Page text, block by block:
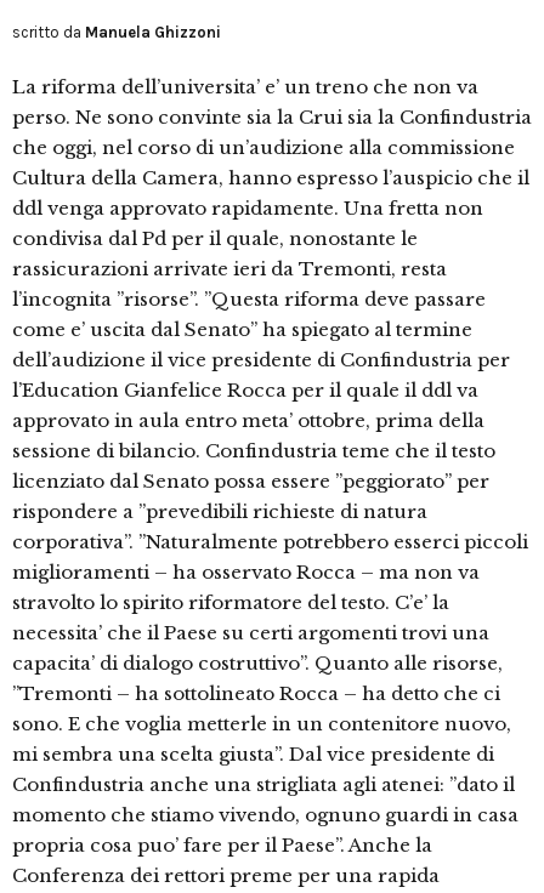
scritto da Manuela Ghizzoni
La riforma dell’universita’ e’ un treno che non va
perso. Ne sono convinte sia la Crui sia la Confindustria
che oggi, nel corso di un’audizione alla commissione
Cultura della Camera, hanno espresso l’auspicio che il
ddl venga approvato rapidamente. Una fretta non
condivisa dal Pd per il quale, nonostante le
rassicurazioni arrivate ieri da Tremonti, resta
l’incognita ”risorse”. ”Questa riforma deve passare
come e’ uscita dal Senato” ha spiegato al termine
dell’audizione il vice presidente di Confindustria per
l’Education Gianfelice Rocca per il quale il ddl va
approvato in aula entro meta’ ottobre, prima della
sessione di bilancio. Confindustria teme che il testo
licenziato dal Senato possa essere ”peggiorato” per
rispondere a ”prevedibili richieste di natura
corporativa”. ”Naturalmente potrebbero esserci piccoli
miglioramenti – ha osservato Rocca – ma non va
stravolto lo spirito riformatore del testo. C’e’ la
necessita’ che il Paese su certi argomenti trovi una
capacita’ di dialogo costruttivo”. Quanto alle risorse,
”Tremonti – ha sottolineato Rocca – ha detto che ci
sono. E che voglia metterle in un contenitore nuovo,
mi sembra una scelta giusta”. Dal vice presidente di
Confindustria anche una strigliata agli atenei: ”dato il
momento che stiamo vivendo, ognuno guardi in casa
propria cosa puo’ fare per il Paese”. Anche la
Conferenza dei rettori preme per una rapida